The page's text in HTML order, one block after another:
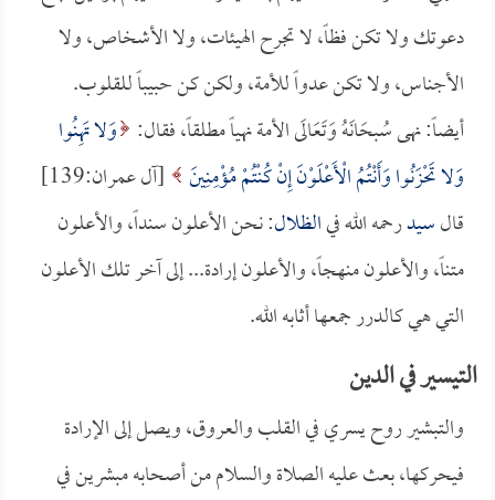
دعوتك ولا تكن فظاً، لا تجرح الهيئات، ولا الأشخاص، ولا
الأجناس، ولا تكن عدواً للأمة، ولكن كن حبيباً للقلوب.
أيضاً: نهى سُبحَانَهُ وَتَعَالَى الأمة نهياً مطلقاً، فقال: وَلا تَهِنُوا
وَلا تَحْزَنُوا وَأَنْتُمُ الْأَعْلَوْنَ إِنْ كُنْتُمْ مُؤْمِنِينَ
[آل عمران:139]
قالسيدرحمه الله فيالظلال: نحن الأعلون سنداً، والأعلون
متناً، والأعلون منهجاً، والأعلون إرادة... إلى آخر تلك الأعلون
التي هي كالدرر جمعها أثابه الله.
التيسير في الدين
والتبشير روح يسري في القلب والعروق، ويصل إلى الإرادة
فيحركها، بعث عليه الصلاة والسلام من أصحابه مبشرين في